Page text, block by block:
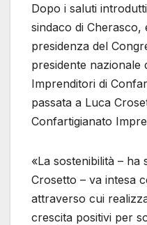
Dopo i saluti
sindaco di Cherasco,
presidenza del
presidente nazionale
Imprenditori di
passata a Luca
Confartigianato
«La sostenibilità – ha
Crosetto – va intesa
attraverso cui
crescita positivi per